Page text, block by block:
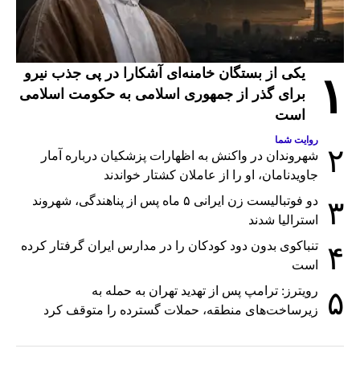
۱
یکی از بستگان خامنه‌ای آشکارا در پی جذب نیرو
برای گذر از جمهوری اسلامی به حکومت اسلامی
است
۲
روایت شما
شهروندان در واکنش به اظهارات پزشکیان درباره آمار
جاویدنامان، او را از عاملان کشتار خواندند
۳
دو فوتبالیست زن ایرانی ۵ ماه پس از پناهندگی، شهروند
استرالیا شدند
۴
تنباکوی بدون دود کودکان را در مدارس ایران گرفتار کرده
است
۵
رویترز: ترامپ پس از تهدید تهران به حمله به
زیرساخت‌های منطقه، حملات گسترده را متوقف کرد